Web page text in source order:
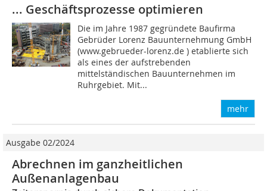
... Geschäftsprozesse optimieren
Die im Jahre 1987 gegründete Baufirma
Gebrüder Lorenz Bauunternehmung GmbH
(www.gebrueder-lorenz.de ) etablierte sich
als eines der aufstrebenden
mittelständischen Bauunternehmen im
Ruhrgebiet. Mit...
mehr
Ausgabe 02/2024
Abrechnen im ganzheitlichen
Außenanlagenbau